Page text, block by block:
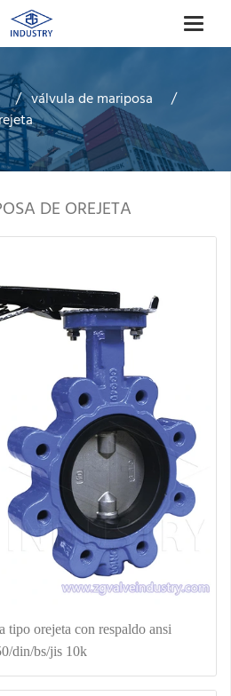
válvula de mariposa
DE OREJETA
tipo orejeta con respaldo ansi
din/bs/jis 10k